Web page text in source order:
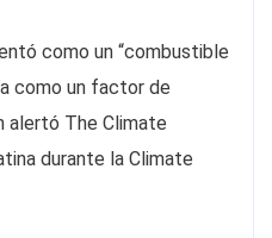
como un “combustible
como un factor de
alertó The Climate
durante la Climate